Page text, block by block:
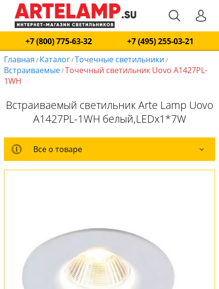
+7 (800) 775-63-32
+7 (495) 255-03-21
Главная / Каталог/Точечные светильники /
Встраиваемые/Точечный светильник Uovo A1427PL-
1WH
Встраиваемый светильник Arte Lamp Uovo
A1427PL-1WH белый,LEDx1*7W
Все о товаре
Все о товаре
Оплата и доставка
Обмен и возврат